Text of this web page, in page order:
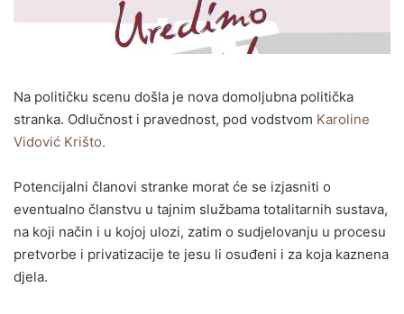
Na političku scenu došla je nova domoljubna politička
stranka. Odlučnost i pravednost, pod vodstvom Karoline
Vidović Krišto.
Potencijalni članovi stranke morat će se izjasniti o
eventualno članstvu u tajnim službama totalitarnih sustava,
na koji način i u kojoj ulozi, zatim o sudjelovanju u procesu
pretvorbe i privatizacije te jesu li osuđeni i za koja kaznena
djela.